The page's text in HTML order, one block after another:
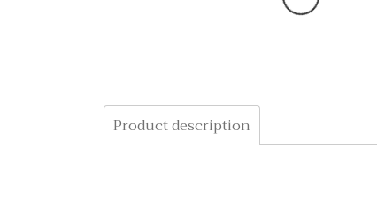
Product description